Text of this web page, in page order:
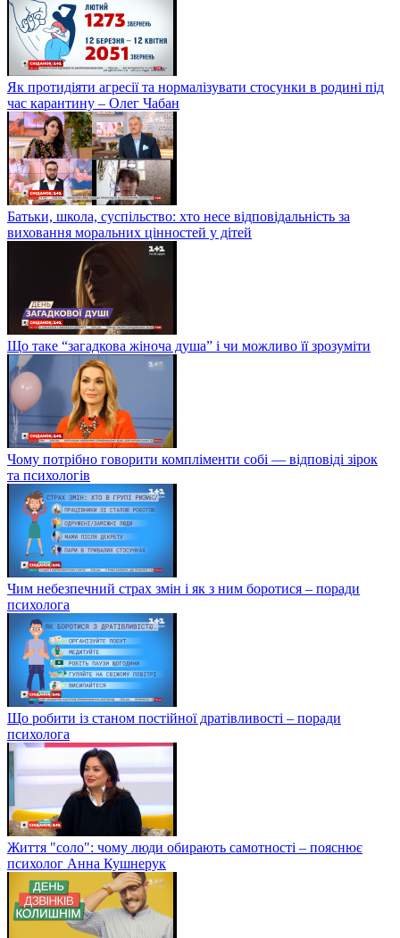
Як протидіяти агресії та нормалізувати стосунки в родині під
час карантину – Олег Чабан
Батьки, школа, суспільство: хто несе відповідальність за
виховання моральних цінностей у дітей
Що таке “загадкова жіноча душа” і чи можливо її зрозуміти
Чому потрібно говорити компліменти собі — відповіді зірок
та психологів
Чим небезпечний страх змін і як з ним боротися – поради
психолога
Що робити із станом постійної дратівливості – поради
психолога
Життя "соло": чому люди обирають самотності – пояснює
психолог Анна Кушнерук